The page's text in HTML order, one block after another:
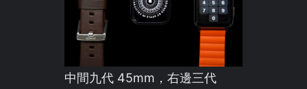
中間九代 45mm，右邊三代